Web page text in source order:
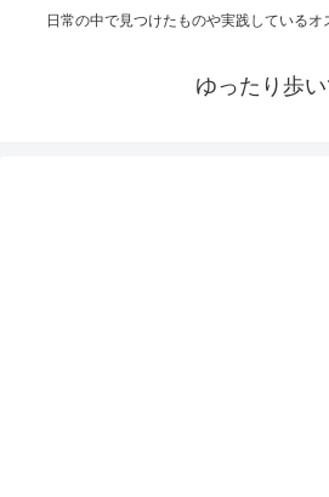
日常の中で見つけたものや実践している
ゆったり歩い